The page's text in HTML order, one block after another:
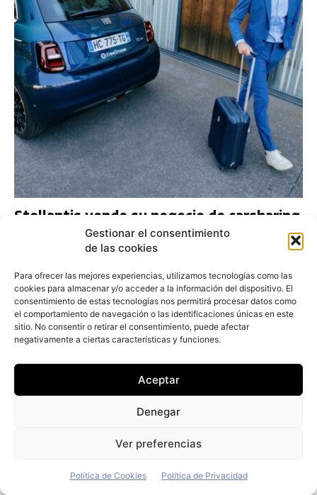
Gestionar el consentimiento
de las cookies
Para ofrecer las mejores experiencias, utilizamos tecnologías como las
cookies para almacenar y/o acceder a la información del dispositivo. El
consentimiento de estas tecnologías nos permitirá procesar datos como
el comportamiento de navegación o las identificaciones únicas en este
sitio. No consentir o retirar el consentimiento, puede afectar
negativamente a ciertas características y funciones.
Aceptar
Denegar
Ver preferencias
Política de Cookies Política de Privacidad
Stellantis vende su negocio de carsharing
Free2move al fondo alemán Mutares
28 de julio de 2026
Entrevistas